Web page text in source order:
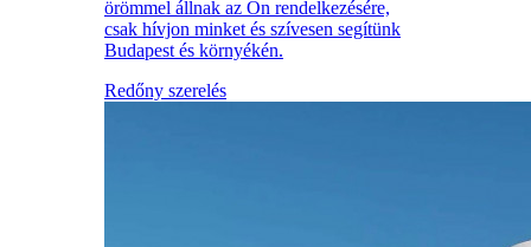
örömmel állnak az Ön rendelkezésére,
csak hívjon minket és szívesen segítünk
Budapest és környékén.
Redőny szerelés